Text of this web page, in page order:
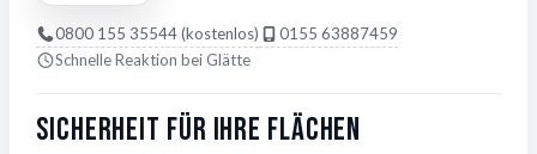
0800 155 35544 (kostenlos)
0155 63887459
Schnelle Reaktion bei Glätte
Sicherheit für Ihre Flächen